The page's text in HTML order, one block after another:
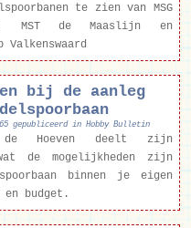
te zien van MSG
MST de Maaslijn en
Valkenswaard
bij de aanleg
gepubliceerd in Hobby Bulletin
de Hoeven deelt zijn
de mogelijkheden zijn
binnen je eigen
en budget.